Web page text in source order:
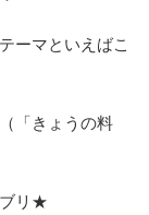
ーマといえばこ
「きょうの料
リ★